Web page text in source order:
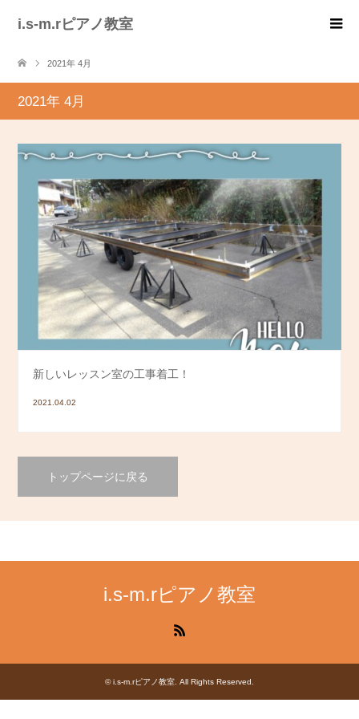
i.s-m.rピアノ教室
2021年 4月
2021年 4月
新しいレッスン室の工事着工！
2021.04.02
トップページに戻る
i.s-m.rピアノ教室
©i.s-m.rピアノ教室 . All Rights Reserved.